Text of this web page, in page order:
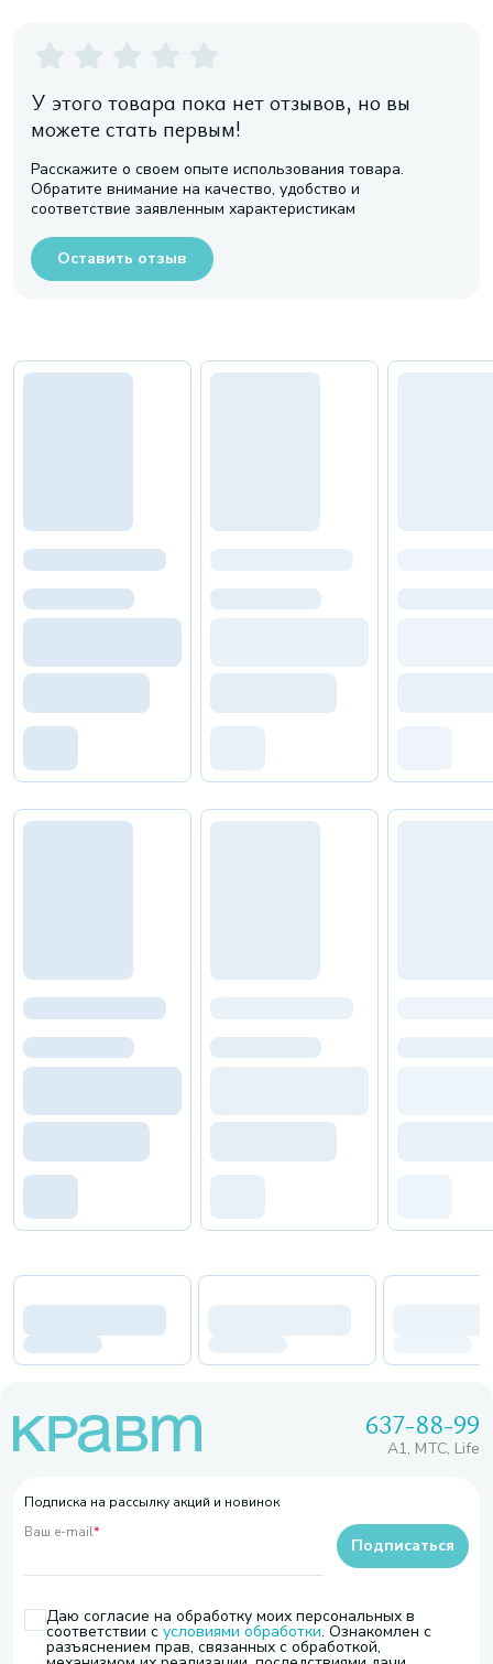
У этого товара пока нет отзывов, но вы
можете стать первым!
Расскажите о своем опыте использования товара.
Обратите внимание на качество, удобство и
соответствие заявленным характеристикам
Оставить отзыв
637-88-99
A1, МТС, Life
Подписка на рассылку акций и новинок
Ваш e-mail*
Даю согласие на обработку моих персональных в
соответствии с условиями обработки. Ознакомлен с
разъяснением прав, связанных с обработкой,
Подписаться